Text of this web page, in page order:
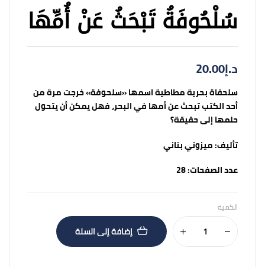
سُلْحُوفَةُ تَبْحَثُ عَنْ أُمِّهَا
د.إ20.00
سلحفاة بحرية مطاطية اسمها «سلحوفة» خرجت مرة من
أحد الكتب تبحث عن أمها في البحر، فهل يمكن أن يتحول
حلمها إلى حقيقة؟
تأليف:ميزوني بناني
عدد الصفحات:
الكمية
إضافة إلى السلة